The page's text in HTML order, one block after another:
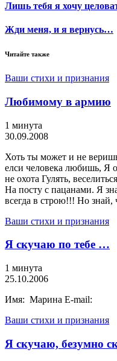
Лишь тебя я хочу
Жди меня, и я вернусь…
Читайте также
Ваши стихи и признания
Любимому в армию
1 минута
30.09.2008
Хоть ты может и не
елси человека любишь, Я
не охота Гулять,
На посту с пацанами. Я
всегда в строю!!! Но
Ваши стихи и признания
Я скучаю по тебе …
1 минута
25.10.2006
Имя: Марина E-mail:
Ваши стихи и признания
Я скучаю, безумно